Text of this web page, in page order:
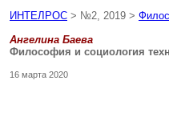
ИНТЕЛРОС > №2, 2019 >
Ангелина Баева
Философия и социология
16 марта 2020